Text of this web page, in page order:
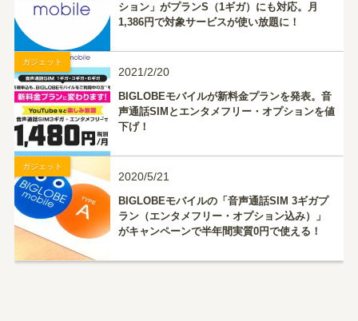
ション」がプランS（1ギガ）にも対応。月
1,386円で対象サービスが使い放題に！
ガジェット
2021/2/20
BIGLOBEモバイルが新料金プランを発表。音
声通話SIMとエンタメフリー・オプションを値
下げ！
ガジェット
2020/5/21
BIGLOBEモバイルの「音声通話SIM 3ギガプ
ラン（エンタメフリー・オプション込み）」
がキャンペーンで半年間実質0円で使える！